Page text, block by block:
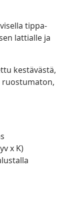
tippa-
lattialle ja
kestävästä,
ruostumaton,
x K)